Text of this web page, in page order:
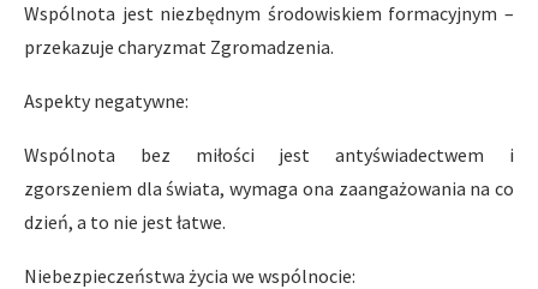
Wspólnota jest niezbędnym środowiskiem formacyjnym –
przekazuje charyzmat Zgromadzenia.
Aspekty negatywne:
Wspólnota bez miłości jest antyświadectwem i
zgorszeniem dla świata, wymaga ona zaangażowania na co
dzień, a to nie jest łatwe.
Niebezpieczeństwa życia we wspólnocie: